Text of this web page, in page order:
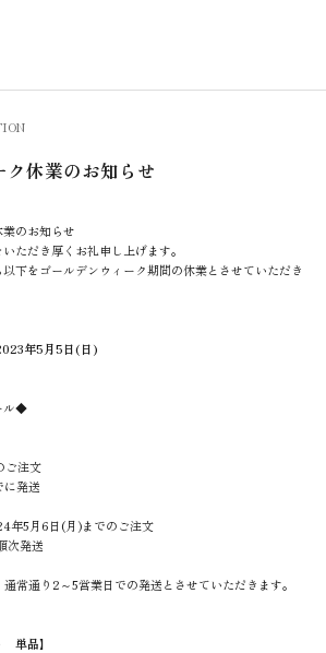
休業のお知らせ
のお知らせ
ただき厚くお礼申し上げます。
下をゴールデンウィーク期間の休業とさせていただき
年5月5日(日)
ル◆
ご注文
発送
年5月6日(月)までのご注文
次発送
常通り2～5営業日での発送とさせていただきます。
単品】